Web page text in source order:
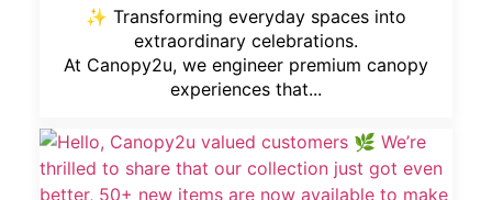
✨ Transforming everyday spaces into
extraordinary celebrations.
At Canopy2u, we engineer premium canopy
experiences that...